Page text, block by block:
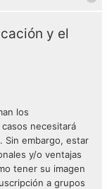
y el
los
necesitará
Sin embargo, estar
y/o ventajas
tener su imagen
a grupos